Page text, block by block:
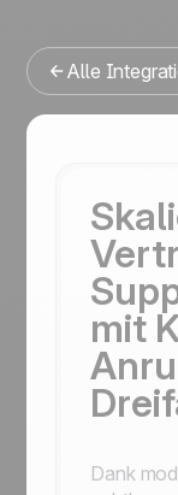
Alle
mit
Dank